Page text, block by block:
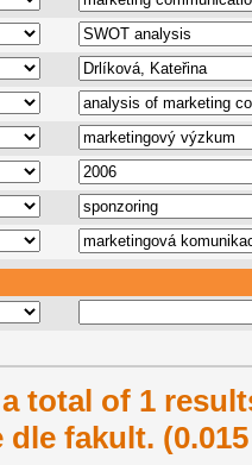
total of 1
fakult.